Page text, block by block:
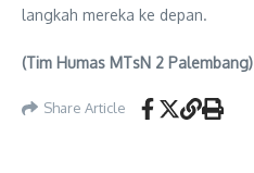
langkah mereka ke depan.
(Tim Humas MTsN 2 Palembang)
Share Article